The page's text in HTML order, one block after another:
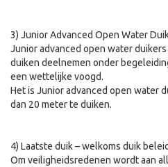
3) Junior Advanced Open Water
Junior advanced open water
duiken deelnemen onder
een wettelijke voogd.
Het is Junior advanced open water
dan 20 meter te duiken.
4) Laatste duik – welkoms duik
Om veiligheidsredenen wordt aan